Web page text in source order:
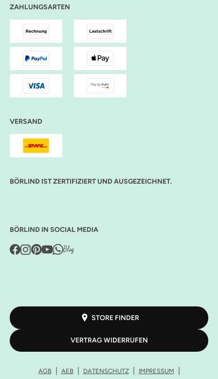
ZAHLUNGSARTEN
VERSAND
BÖRLIND IST ZERTIFIZIERT UND AUSGEZEICHNET.
BÖRLIND IN SOCIAL MEDIA
STORE FINDER
VERTRAG WIDERRUFEN
AGB AEB DATENSCHUTZ IMPRESSUM